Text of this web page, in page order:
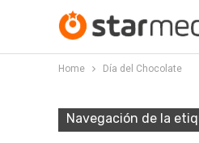
Home Día del Chocolate
Navegación de la